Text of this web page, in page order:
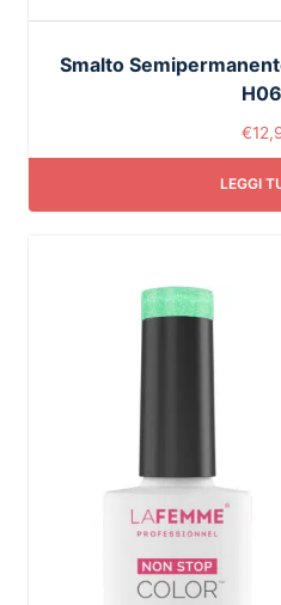
Smalto
€
LEGGI